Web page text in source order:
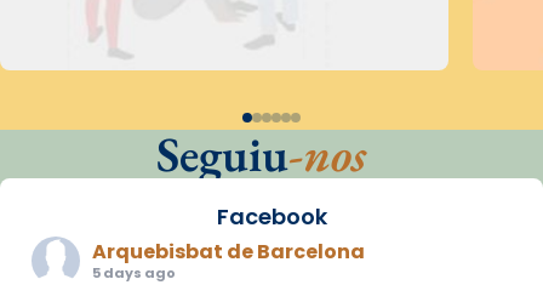
Seguiu-nos
Facebook
Arquebisbat de Barcelona
5 days ago